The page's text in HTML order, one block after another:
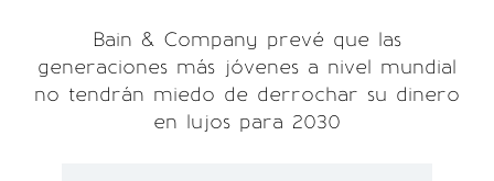
Bain & Company prevé que las
generaciones más jóvenes a nivel mundial
no tendrán miedo de derrochar su dinero
en lujos para 2030